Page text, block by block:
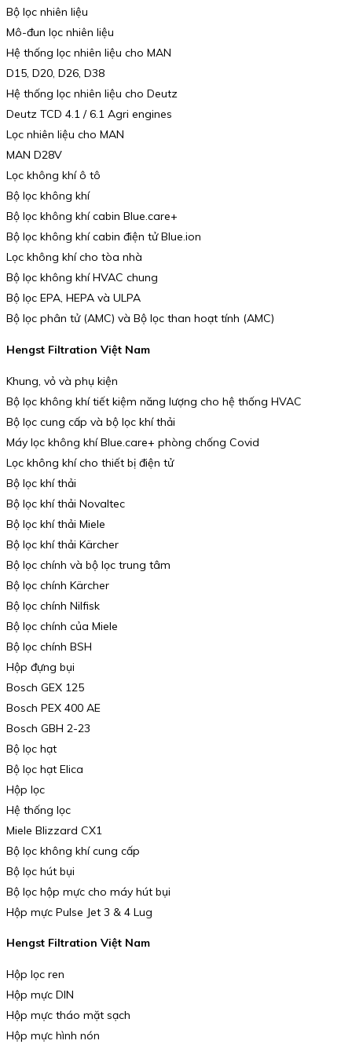
Bộ lọc nhiên liệu
Mô-đun lọc nhiên liệu
Hệ thống lọc nhiên liệu cho MAN
D15, D20, D26, D38
Hệ thống lọc nhiên liệu cho Deutz
Deutz TCD 4.1 / 6.1 Agri engines
Lọc nhiên liệu cho MAN
MAN D28V
Lọc không khí ô tô
Bộ lọc không khí
Bộ lọc không khí cabin Blue.care+
Bộ lọc không khí cabin điện tử Blue.ion
Lọc không khí cho tòa nhà
Bộ lọc không khí HVAC chung
Bộ lọc EPA, HEPA và ULPA
Bộ lọc phân tử (AMC) và Bộ lọc than hoạt tính (AMC)
Hengst Filtration Việt Nam
Khung, vỏ và phụ kiện
Bộ lọc không khí tiết kiệm năng lượng cho hệ thống HVAC
Bộ lọc cung cấp và bộ lọc khí thải
Máy lọc không khí Blue.care+ phòng chống Covid
Lọc không khí cho thiết bị điện tử
Bộ lọc khí thải
Bộ lọc khí thải Novaltec
Bộ lọc khí thải Miele
Bộ lọc khí thải Kärcher
Bộ lọc chính và bộ lọc trung tâm
Bộ lọc chính Kärcher
Bộ lọc chính Nilfisk
Bộ lọc chính của Miele
Bộ lọc chính BSH
Hộp đựng bụi
Bosch GEX 125
Bosch PEX 400 AE
Bosch GBH 2-23
Bộ lọc hạt
Bộ lọc hạt Elica
Hộp lọc
Hệ thống lọc
Miele Blizzard CX1
Bộ lọc không khí cung cấp
Bộ lọc hút bụi
Bộ lọc hộp mực cho máy hút bụi
Hộp mực Pulse Jet 3 & 4 Lug
Hengst Filtration Việt Nam
Hộp lọc ren
Hộp mực DIN
Hộp mực tháo mặt sạch
Hộp mực hình nón